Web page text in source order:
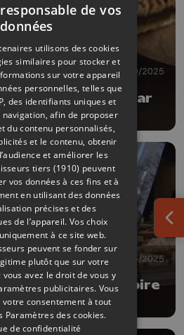
29/10/2025
Recsi rachetée par
23/05/2025
vous invite à boire
de vos
données
utilisons des cookies
similaires pour stocker et
sur votre appareil
personnelles, telles que
des identifiants uniques et
navigation, afin de proposer
du contenu personnalisés,
et le contenu, obtenir
et améliorer les
tiers (1910) peuvent
vos données à ces fins et à
en utilisant des données
précises et des
de l’appareil. Vos choix
à ce site web.
peuvent se fonder sur
plutôt que sur votre
avez le droit de vous y
publicitaires. Vous
consentement à tout
Paramètres des cookies.
de confidentialité